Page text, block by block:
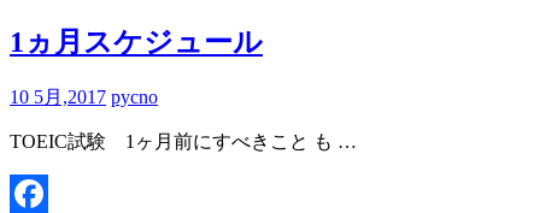
1ヵ月スケジュール
10 5月,2017 pycno
TOEIC試験 1ヶ月前にすべきこと も …